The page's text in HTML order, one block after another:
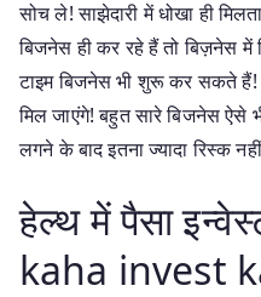
सोच ले! साझेदारी में धोखा ही
बिजनेस ही कर रहे हैं तो बिज़नेस
टाइम बिजनेस भी शुरू कर सकते
मिल जाएंगे! बहुत सारे बिजनेस ऐसे
लगने के बाद इतना ज्यादा रिस्क
हेल्थ में पैसा
kaha invest